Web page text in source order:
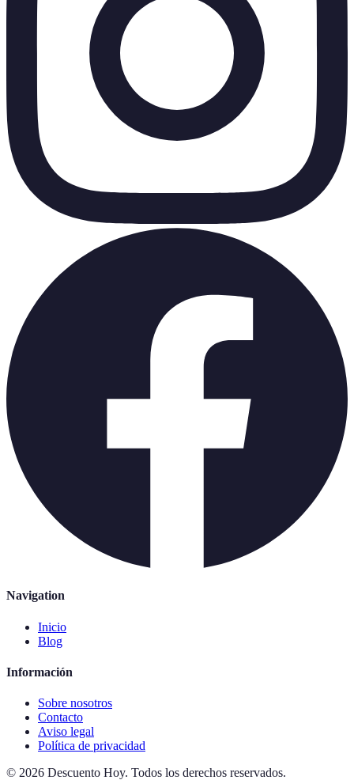
Navigation
Inicio
Blog
Información
Sobre nosotros
Contacto
Aviso legal
Política de privacidad
© 2026 Descuento Hoy. Todos los derechos reservados.